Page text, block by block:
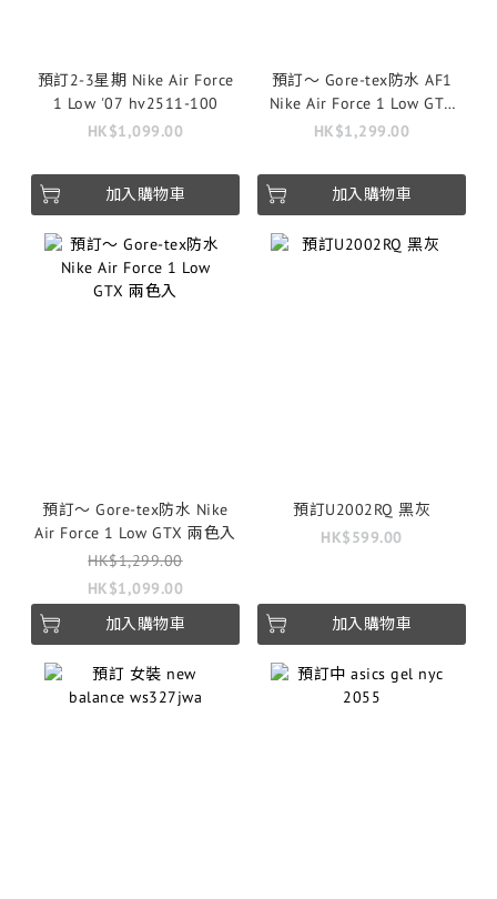
預訂2-3星期 Nike Air Force
1 Low '07 hv2511-100
HK$1,099.00
加入購物車
預訂～ Gore-tex防水 AF1
Nike Air Force 1 Low GTX
Vibram ‘Triple Black’
HK$1,299.00
加入購物車
預訂～ Gore-tex防水 Nike
Air Force 1 Low GTX 兩色入
HK$1,299.00
HK$1,099.00
加入購物車
預訂U2002RQ 黑灰
HK$599.00
加入購物車